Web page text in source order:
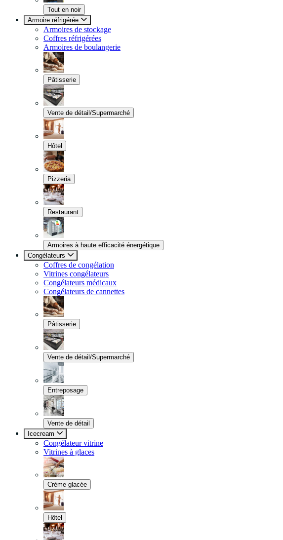
Tout en noir
Armoire réfrigérée
Armoires de stockage
Coffres réfrigérées
Armoires de boulangerie
Pâtisserie
Vente de détail/Supermarché
Hôtel
Pizzeria
Restaurant
Armoires à haute efficacité énergétique
Congélateurs
Coffres de congélation
Vitrines congélateurs
Congélateurs médicaux
Congélateurs de cannettes
Pâtisserie
Vente de détail/Supermarché
Entreposage
Vente de détail
Icecream
Congélateur vitrine
Vitrines à glaces
Crème glacée
Hôtel